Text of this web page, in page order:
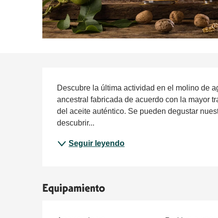
Descripción
Descubre la última actividad en el molino de
ancestral fabricada de acuerdo con la mayor
del aceite auténtico. Se pueden degustar
descubrir...
Seguir leyendo
Equipamiento